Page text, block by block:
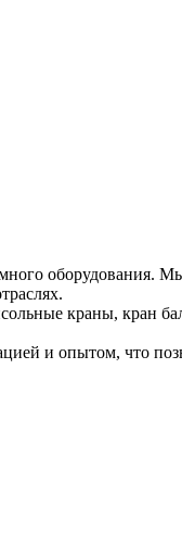
оборудования.
краны, кран
и опытом, что